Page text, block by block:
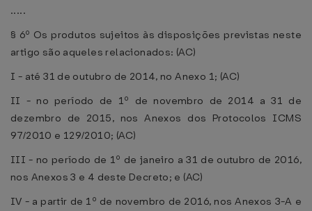
.....
§ 6º Os produtos sujeitos às disposições previstas neste
artigo são aqueles relacionados: (AC)
I - até 31 de outubro de 2014, no Anexo 1; (AC)
II - no período de 1º de novembro de 2014 a 31 de
dezembro de 2015, nos Anexos dos Protocolos ICMS
97/2010 e 129/2010; (AC)
III - no período de 1º de janeiro a 31 de outubro de 2016,
nos Anexos 3 e 4 deste Decreto; e (AC)
IV - a partir de 1º de novembro de 2016, nos Anexos 3-A e